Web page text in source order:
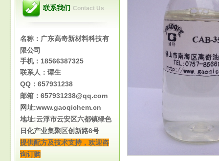
联系我们 Contact Us
名称：广东高奇新材料科技有
限公司
手机： 18566387325
联系人：谭生
QQ：657931238
邮箱： 657931238@qq.com
网址:www.gaoqichem.cn
地址:云浮市云安区六都镇绿色
日化产业集聚区创新路6号
提供配方及技术支持，欢迎咨
询订购